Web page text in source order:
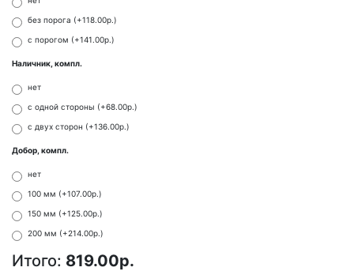
без порога (+118.00р.)
с порогом (+141.00р.)
Наличник, компл.
нет
с одной стороны (+68.00р.)
с двух сторон (+136.00р.)
Добор, компл.
нет
100 мм (+107.00р.)
150 мм (+125.00р.)
200 мм (+214.00р.)
Итого: 819.00р.